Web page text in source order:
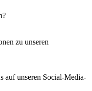
zu unseren
auf unseren Social-Media-